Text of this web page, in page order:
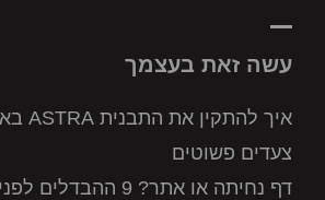
עשה זאת בעצמך
צעדים פשוטים
דף נחיתה או אתר? 9 ההבדלים לפני שמחליטים